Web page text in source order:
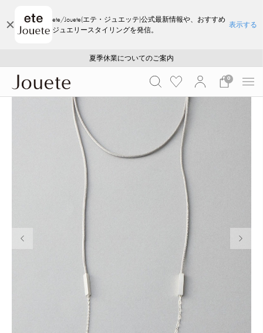
ete/Jouete(エテ・ジュエッテ)公式最新情報や、おすすめ
ジュエリースタイリングを発信。
表示する
採用のご案内
ご注文いただいたお品物のお届け状況について
夏季休業についてのご案内
WEB LIMITED ITEMS >>
採用のご案内
ご注文いただいたお品物のお届け状況について
0